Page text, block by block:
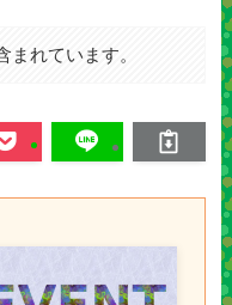
れています。